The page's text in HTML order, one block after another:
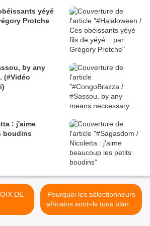
yéyé
Protche
by any
(#Vidéo
: j'aime
boudins
Pourquoi les sélectionneurs
africains sont-ils tous blancs
? >